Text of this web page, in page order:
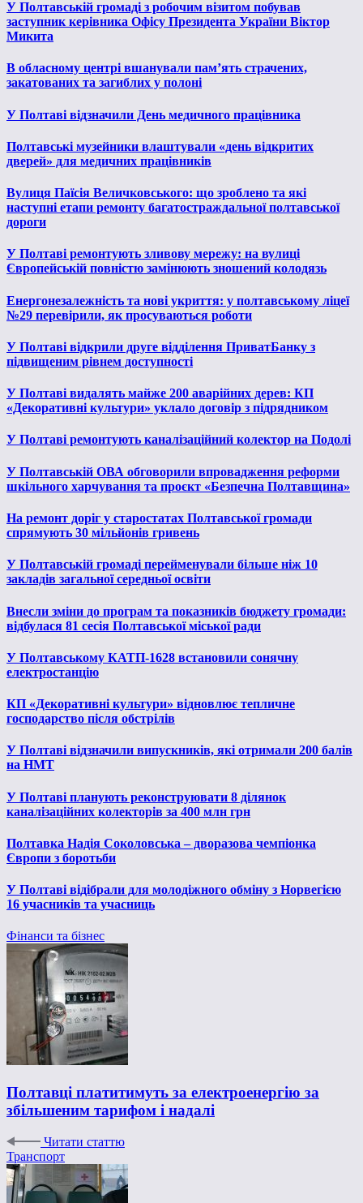
У Полтавській громаді з робочим візитом побував
заступник керівника Офісу Президента України Віктор
Микита
В обласному центрі вшанували пам’ять страчених,
закатованих та загиблих у полоні
У Полтаві відзначили День медичного працівника
Полтавські музейники влаштували «день відкритих
дверей» для медичних працівників
Вулиця Паїсія Величковського: що зроблено та які
наступні етапи ремонту багатостраждальної полтавської
дороги
У Полтаві ремонтують зливову мережу: на вулиці
Європейській повністю замінюють зношений колодязь
Енергонезалежність та нові укриття: у полтавському ліцеї
№29 перевірили, як просуваються роботи
У Полтаві відкрили друге відділення ПриватБанку з
підвищеним рівнем доступності
У Полтаві видалять майже 200 аварійних дерев: КП
«Декоративні культури» уклало договір з підрядником
У Полтаві ремонтують каналізаційний колектор на Подолі
У Полтавській ОВА обговорили впровадження реформи
шкільного харчування та проєкт «Безпечна Полтавщина»
На ремонт доріг у старостатах Полтавської громади
спрямують 30 мільйонів гривень
У Полтавській громаді перейменували більше ніж 10
закладів загальної середньої освіти
Внесли зміни до програм та показників бюджету громади:
відбулася 81 сесія Полтавської міської ради
У Полтавському КАТП-1628 встановили сонячну
електростанцію
КП «Декоративні культури» відновлює тепличне
господарство після обстрілів
У Полтаві відзначили випускників, які отримали 200 балів
на НМТ
У Полтаві планують реконструювати 8 ділянок
каналізаційних колекторів за 400 млн грн
Полтавка Надія Соколовська – дворазова чемпіонка
Європи з боротьби
У Полтаві відібрали для молодіжного обміну з Норвегією
16 учасників та учасниць
Фінанси та бізнес
Полтавці платитимуть за електроенергію за
збільшеним тарифом і надалі
Читати статтю
Транспорт